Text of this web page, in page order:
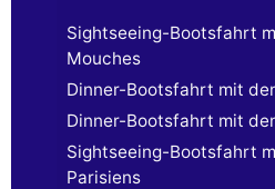
Sightseeing-Bootsfahrt
Mouches
Dinner-Bootsfahrt mit
Dinner-Bootsfahrt mit
Sightseeing-Bootsfahrt
Parisiens